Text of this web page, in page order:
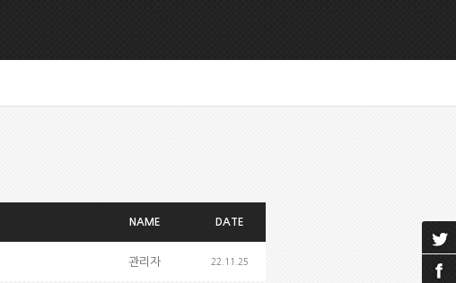
NAME DATE
관리자 22.11.25